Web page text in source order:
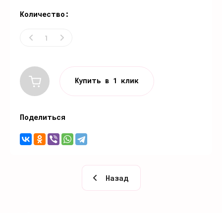
Количество:
Купить в 1 клик
Поделиться
Назад